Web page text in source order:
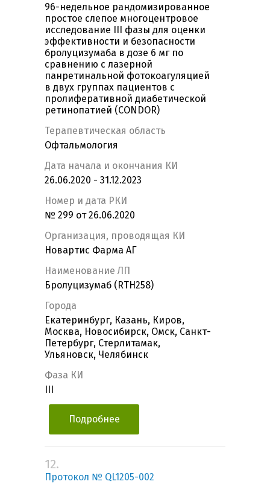
96-недельное рандомизированное
простое слепое многоцентровое
исследование III фазы для оценки
эффективности и безопасности
бролуцизумаба в дозе 6 мг по
сравнению с лазерной
панретинальной фотокоагуляцией
в двух группах пациентов с
пролиферативной диабетической
ретинопатией (CONDOR)
Терапевтическая область
Офтальмология
Дата начала и окончания КИ
26.06.2020 - 31.12.2023
Номер и дата РКИ
№ 299 от 26.06.2020
Организация, проводящая КИ
Новартис Фарма АГ
Наименование ЛП
Бролуцизумаб (RTH258)
Города
Екатеринбург, Казань, Киров,
Москва, Новосибирск, Омск, Санкт-
Петербург, Стерлитамак,
Ульяновск, Челябинск
Фаза КИ
Подробнее
12.
Протокол № QL1205-002